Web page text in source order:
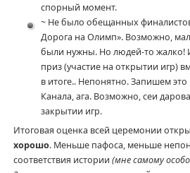
спорный момент.
~ Не было обещанных
Дорога на Олимп». Возможно,
были нужны. Но людей-то жалко!
приз (участие на открытии игр)
в итоге.. Непонятно. Запишем
Канала, ага. Возможно, сеи
закрытии игр.
Итоговая оценка всей церемонии
хорошо. Меньше пафоса, меньше
соответствия истории (мне самому